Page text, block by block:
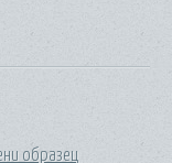
образец